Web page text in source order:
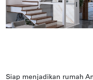
Siap menjadikan rumah